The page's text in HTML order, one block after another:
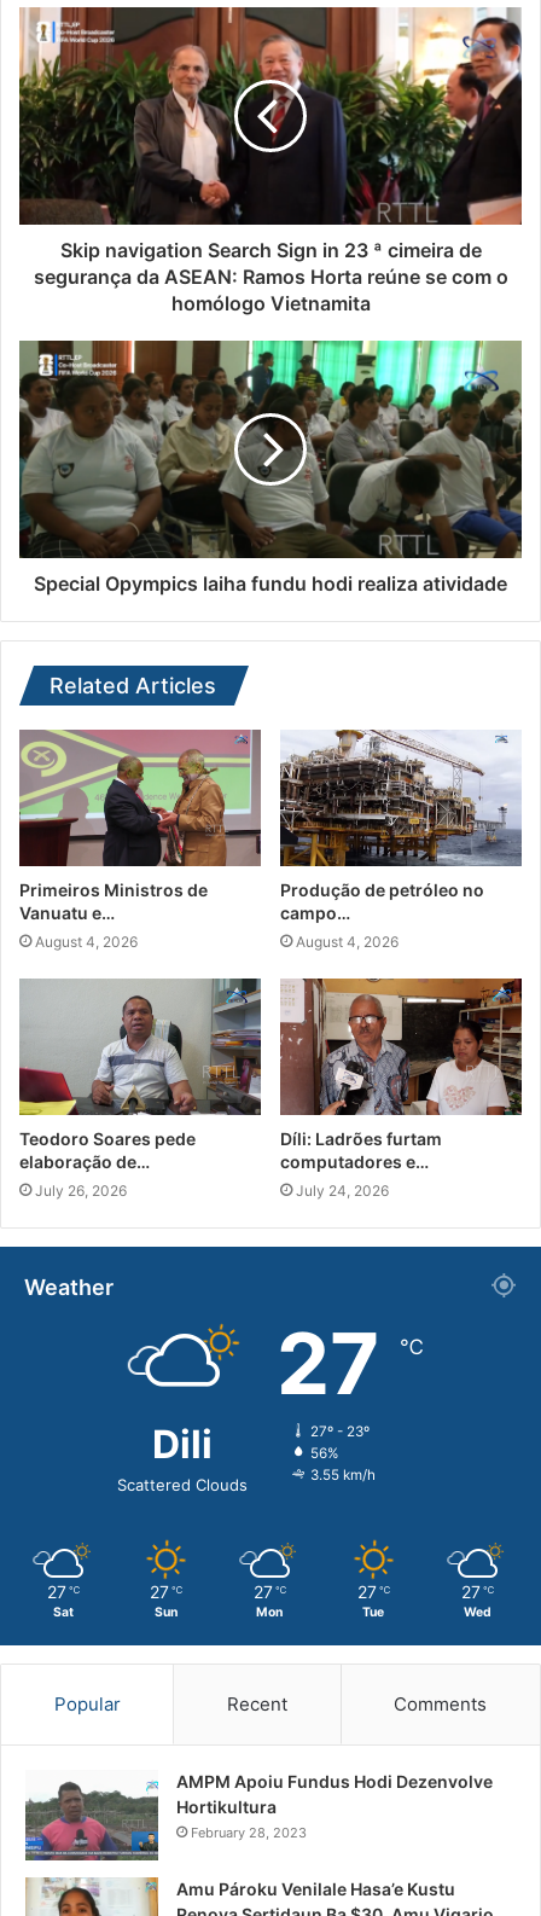
Skip navigation Search Sign in 23 ª cimeira de
segurança da ASEAN: Ramos Horta reúne se com o
homólogo Vietnamita
Special Opympics laiha fundu hodi realiza atividade
Related Articles
Primeiros Ministros de
Vanuatu e…
August 4, 2026
Produção de petróleo no
campo…
August 4, 2026
Teodoro Soares pede
elaboração de…
July 26, 2026
Díli: Ladrões furtam
computadores e…
July 24, 2026
Weather
Dili
Scattered Clouds
27 ℃
27º - 23º
56%
3.55 km/h
27 ℃
Sat
27 ℃
Sun
27 ℃
Mon
27 ℃
Tue
27 ℃
Wed
Popular Recent Comments
AMPM Apoiu Fundus Hodi Dezenvolve
Hortikultura
February 28, 2023
Amu Pároku Venilale Hasa’e Kustu